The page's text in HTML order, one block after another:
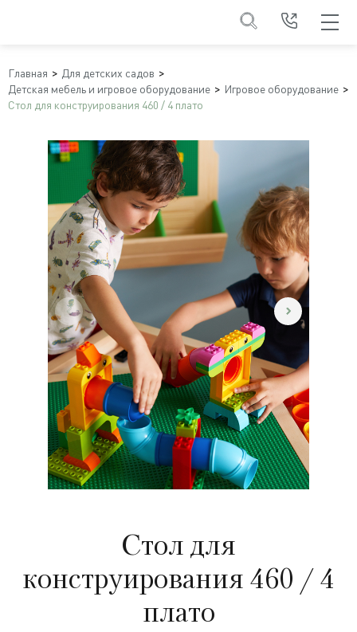
Главная
Для детских садов
Детская мебель и игровое оборудование
Игровое оборудование
Стол для конструирования 460 / 4 плато
Стол для
конструирования 460 / 4
плато